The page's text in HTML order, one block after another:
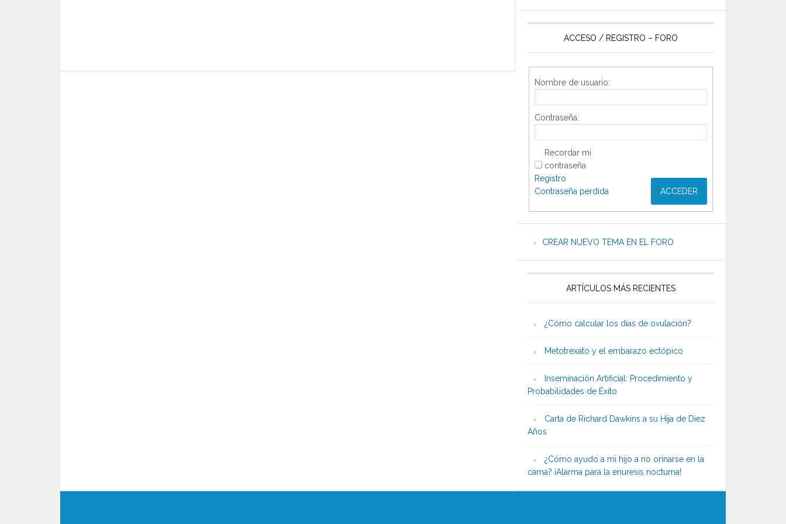
ACCESO / REGISTRO – FORO
Nombre de usuario:
Contraseña:
Recordar mi
contraseña
ACCEDER
Registro
Contraseña perdida
CREAR NUEVO TEMA EN EL FORO
ARTÍCULOS MÁS RECIENTES
¿Cómo calcular los días de ovulación?
Metotrexato y el embarazo ectópico
Inseminación Artificial: Procedimiento y
Probabilidades de Éxito
Carta de Richard Dawkins a su Hija de Diez
Años
¿Cómo ayudo a mi hijo a no orinarse en la
cama? ¡Alarma para la enuresis nocturna!